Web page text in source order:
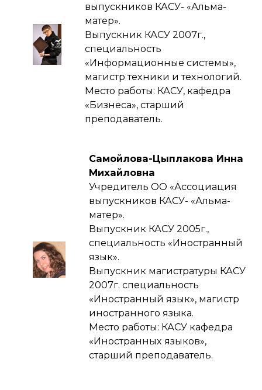
выпускников КАСУ- «Альма-
матер».
Выпускник КАСУ 2007г.,
специальность
«Информационные системы»,
магистр техники и технологий.
Место работы: КАСУ, кафедра
«Бизнеса», старший
преподаватель.
Самойлова-Цыплакова Инна
Михайловна
Учредитель ОО «Ассоциация
выпускников КАСУ- «Альма-
матер».
Выпускник КАСУ 2005г.,
специальность «Иностранный
язык».
Выпускник магистратуры КАСУ
2007г. специальность
«Иностранный язык», магистр
иностранного языка.
Место работы: КАСУ кафедра
«Иностранных языков»,
старший преподаватель.